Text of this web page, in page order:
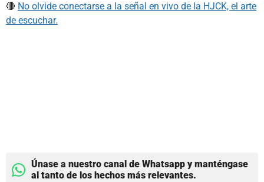
🔴 No olvide conectarse a la señal en vivo de la HJCK, el arte
de escuchar.
Únase a nuestro canal de Whatsapp y manténgase
al tanto de los hechos más relevantes.